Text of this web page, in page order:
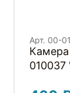
Арт. 00-
Камера 26" авто 00-